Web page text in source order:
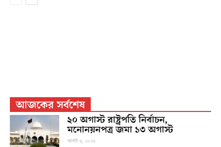
আজকের সর্বশেষ
২০ অগাস্ট রাষ্ট্রপতি নির্বাচন,
মনোনয়নপত্র জমা ১৩ অগাস্ট
আগস্ট ৬, ২০২৬